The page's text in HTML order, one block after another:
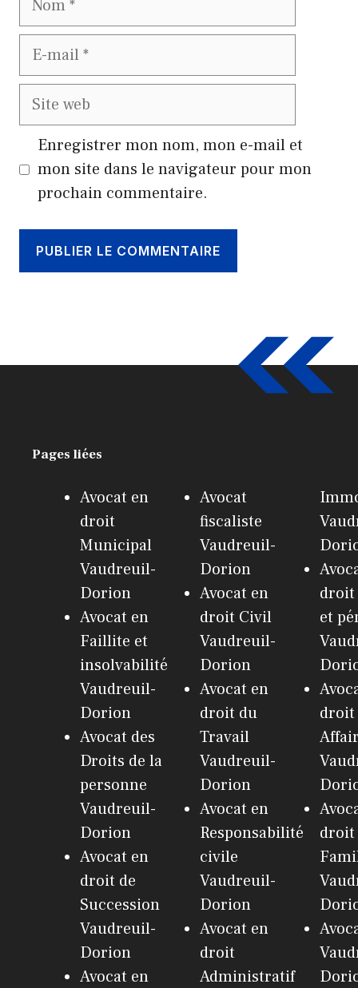
E-
mail
Site
web
Enregistrer mon nom, mon e-mail et
mon site dans le navigateur pour mon
prochain commentaire.
Pages liées
Avocat en
droit
Municipal
Vaudreuil-
Dorion
Avocat en
Faillite et
insolvabilité
Vaudreuil-
Dorion
Avocat des
Droits de la
personne
Vaudreuil-
Dorion
Avocat en
droit de
Succession
Vaudreuil-
Dorion
Avocat en
Avocat
fiscaliste
Vaudreuil-
Dorion
Avocat en
droit Civil
Vaudreuil-
Dorion
Avocat en
droit du
Travail
Vaudreuil-
Dorion
Avocat en
Responsabilité
civile
Vaudreuil-
Dorion
Avocat en
droit
Administratif
et
droit
droit